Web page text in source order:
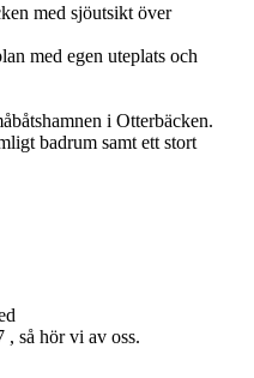
med sjöutsikt över
med egen uteplats och
i Otterbäcken.
badrum samt ett stort
så hör vi av oss.